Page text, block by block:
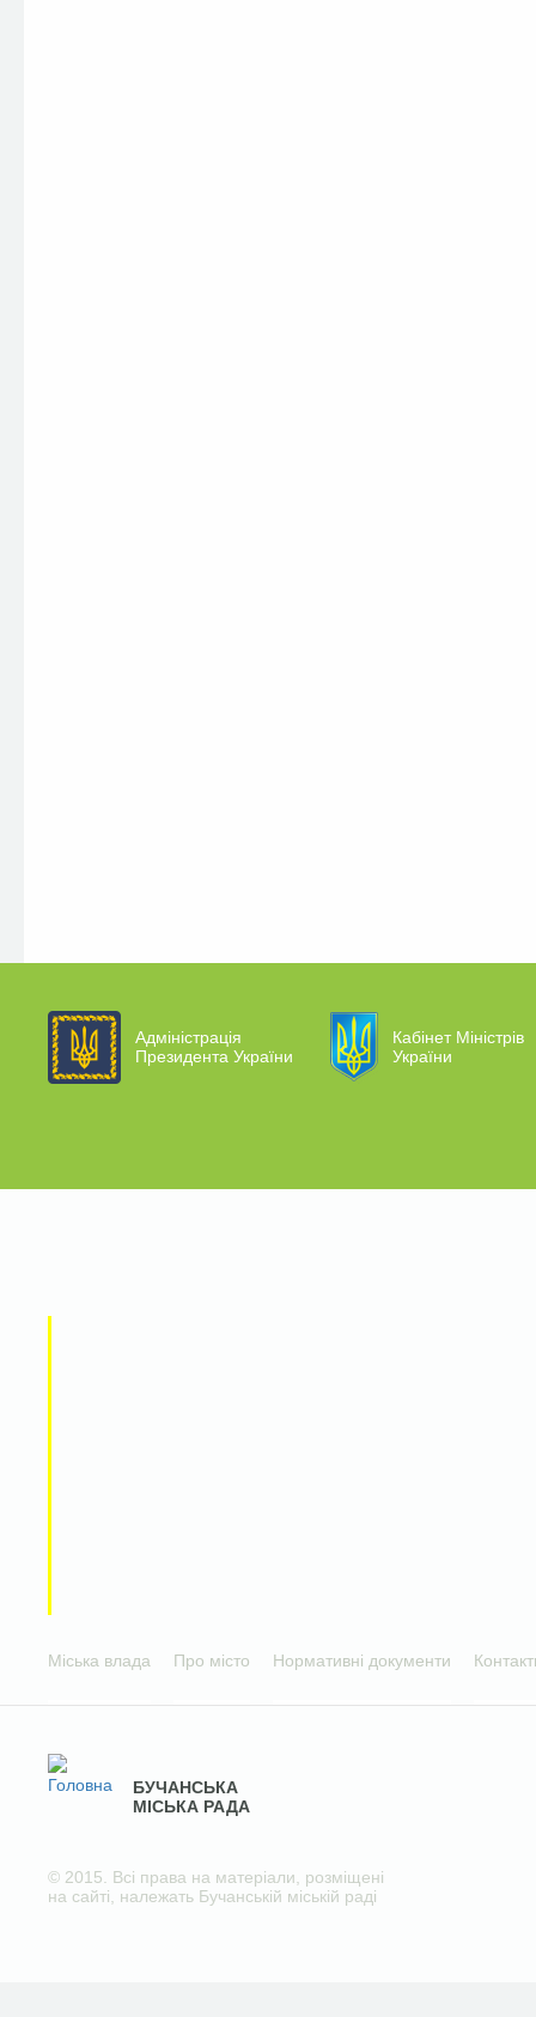
Адміністрація
Президента України
Кабінет Міністрів
України
Міська влада Про місто Нормативні документи
БУЧАНСЬКА
МІСЬКА РАДА
© 2015. Всі права на матеріали, розміщені
на сайті, належать Бучанській міській раді